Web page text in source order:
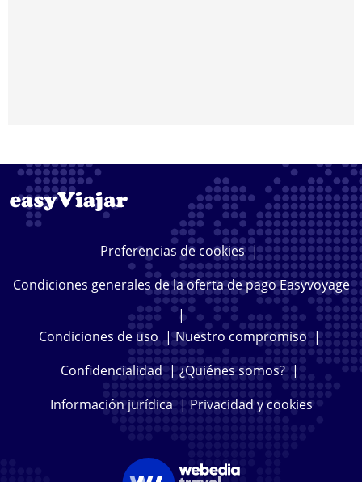
Preferencias de cookies|
Condiciones generales de la oferta de pago Easyvoyage
|
Condiciones de uso|Nuestro compromiso|
Confidencialidad|¿Quiénes somos?|
Información jurídica | Privacidad y cookies